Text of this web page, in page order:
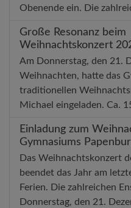
Obenende ein. Die
Große Resonanz beim
Weihnachtskonzert
Am Donnerstag, den 21.
Weihnachten, hatte das
traditionellen
Michael eingeladen. Ca.
Einladung zum
Gymnasiums
Das Weihnachtskonzert
beendet das Jahr am
Ferien. Die zahlreichen
Donnerstag, den 21.